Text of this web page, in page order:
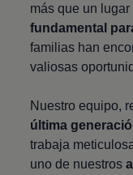
más que un
fundamental
familias han
valiosas
Nuestro equipo,
última
trabaja
uno de nuestros